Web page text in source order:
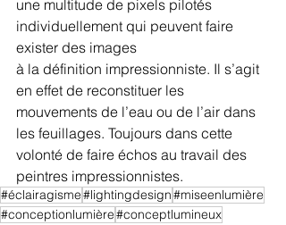
une multitude de pixels pilotés
individuellement qui peuvent faire
exister des images
à la définition impressionniste. Il s’agit
en effet de reconstituer les
mouvements de l’eau ou de l’air dans
les feuillages. Toujours dans cette
volonté de faire échos au travail des
peintres impressionnistes.
#éclairagisme#lightingdesign#miseenlumière
#conceptionlumière#conceptlumineux